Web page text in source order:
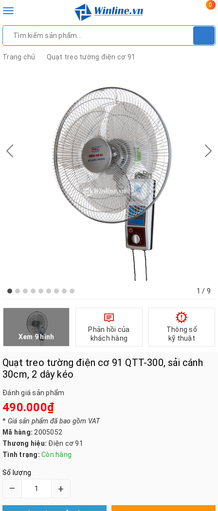
Toggle
0
Trang chủ Quạt treo tường điện cơ 91
1 / 9
Xem 9 hình
Phản hồi của
khách hàng
Thông số
kỹ thuật
Quạt treo tường điện cơ 91 QTT-300, sải cánh
30cm, 2 dây kéo
Đánh giá sản phẩm
490.000₫
* Giá sản phẩm đã bao gồm VAT
Mã hàng: 2005052
Thương hiệu: Điện cơ 91
Tình trạng: Còn hàng
Số lượng
– +